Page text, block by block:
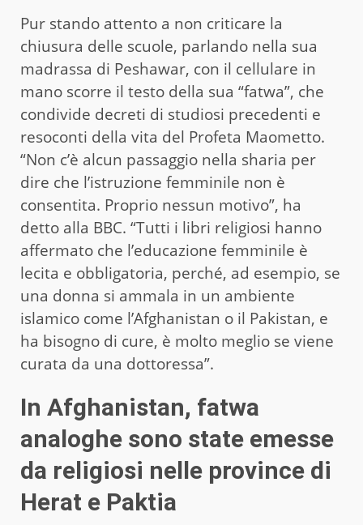
Pur stando attento a non criticare la
chiusura delle scuole, parlando nella sua
madrassa di Peshawar, con il cellulare in
mano scorre il testo della sua “fatwa”, che
condivide decreti di studiosi precedenti e
resoconti della vita del Profeta Maometto.
“Non c’è alcun passaggio nella sharia per
dire che l’istruzione femminile non è
consentita. Proprio nessun motivo”, ha
detto alla BBC. “Tutti i libri religiosi hanno
affermato che l’educazione femminile è
lecita e obbligatoria, perché, ad esempio, se
una donna si ammala in un ambiente
islamico come l’Afghanistan o il Pakistan, e
ha bisogno di cure, è molto meglio se viene
curata da una dottoressa”.
In Afghanistan, fatwa
analoghe sono state emesse
da religiosi nelle province di
Herat e Paktia